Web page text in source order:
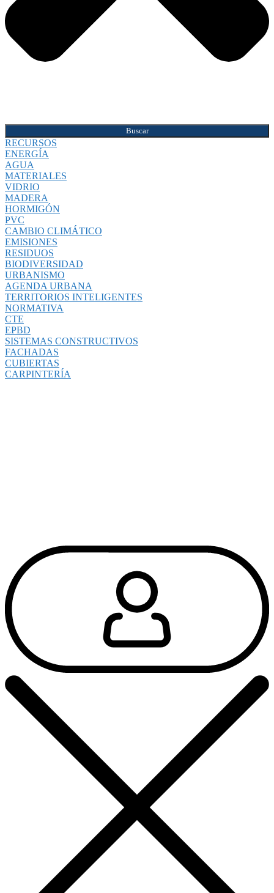
Buscar
RECURSOS
ENERGÍA
AGUA
MATERIALES
VIDRIO
MADERA
HORMIGÓN
PVC
CAMBIO CLIMÁTICO
EMISIONES
RESIDUOS
BIODIVERSIDAD
URBANISMO
AGENDA URBANA
TERRITORIOS INTELIGENTES
NORMATIVA
CTE
EPBD
SISTEMAS CONSTRUCTIVOS
FACHADAS
CUBIERTAS
CARPINTERÍA